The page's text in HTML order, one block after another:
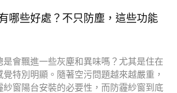
哪些好處？不只防塵，這些功能
會飄進一些灰塵和異味嗎？尤其是住在
特別明顯。隨著空污問題越來越嚴重，
紗窗陽台安裝的必要性，而防霾紗窗到底